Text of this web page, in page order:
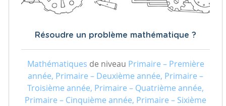
Résoudre un problème mathématique ?
Mathématiques de niveau Primaire – Première
année, Primaire – Deuxième année, Primaire –
Troisième année, Primaire – Quatrième année,
Primaire – Cinquième année, Primaire – Sixième